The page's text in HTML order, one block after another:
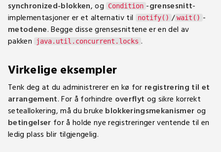
synchronized-blokken, og Condition -grensesnitt-
implementasjoner er et alternativ til
notify() / wait() -
metodene. Begge disse grensesnittene er en del av
pakken
java.util.concurrent.locks .
Virkelige eksempler
Tenk deg at du administrerer en kø for registrering til et
arrangement. For å forhindre overflyt og sikre korrekt
seteallokering, må du bruke blokkeringsmekanismerog
betingelser for å holde nye registreringer ventende til en
ledig plass blir tilgjengelig.